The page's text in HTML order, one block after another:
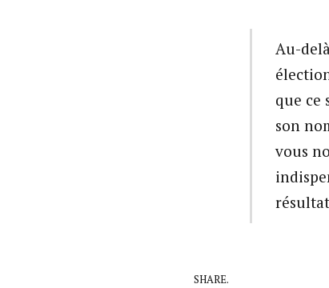
Au-
que ce
son
vous
SHARE.